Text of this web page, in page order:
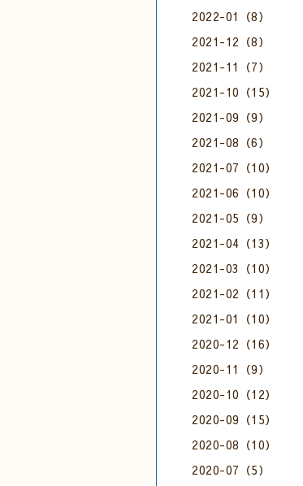
2022-01（8）
2021-12（8）
2021-11（7）
2021-10（15）
2021-09（9）
2021-08（6）
2021-07（10）
2021-06（10）
2021-05（9）
2021-04（13）
2021-03（10）
2021-02（11）
2021-01（10）
2020-12（16）
2020-11（9）
2020-10（12）
2020-09（15）
2020-08（10）
2020-07（5）